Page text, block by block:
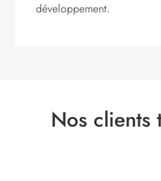
développement.
Nos clients